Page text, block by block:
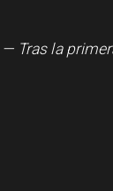
Tras la